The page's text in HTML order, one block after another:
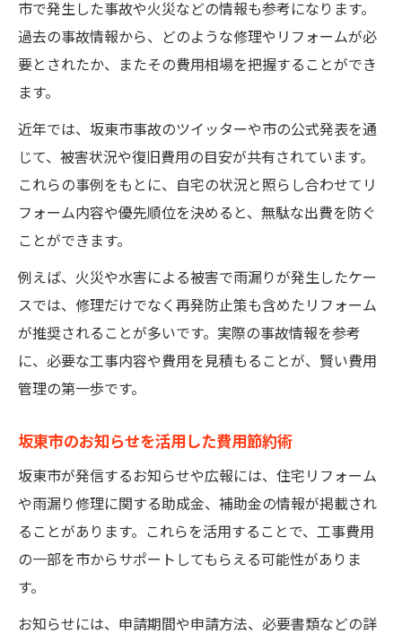
市で発生した事故や火災などの情報も参考になります。
過去の事故情報から、どのような修理やリフォームが必
要とされたか、またその費用相場を把握することができ
ます。
近年では、坂東市事故のツイッターや市の公式発表を通
じて、被害状況や復旧費用の目安が共有されています。
これらの事例をもとに、自宅の状況と照らし合わせてリ
フォーム内容や優先順位を決めると、無駄な出費を防ぐ
ことができます。
例えば、火災や水害による被害で雨漏りが発生したケー
スでは、修理だけでなく再発防止策も含めたリフォーム
が推奨されることが多いです。実際の事故情報を参考
に、必要な工事内容や費用を見積もることが、賢い費用
管理の第一歩です。
坂東市のお知らせを活用した費用節約術
坂東市が発信するお知らせや広報には、住宅リフォーム
や雨漏り修理に関する助成金、補助金の情報が掲載され
ることがあります。これらを活用することで、工事費用
の一部を市からサポートしてもらえる可能性がありま
す。
お知らせには、申請期間や申請方法、必要書類などの詳